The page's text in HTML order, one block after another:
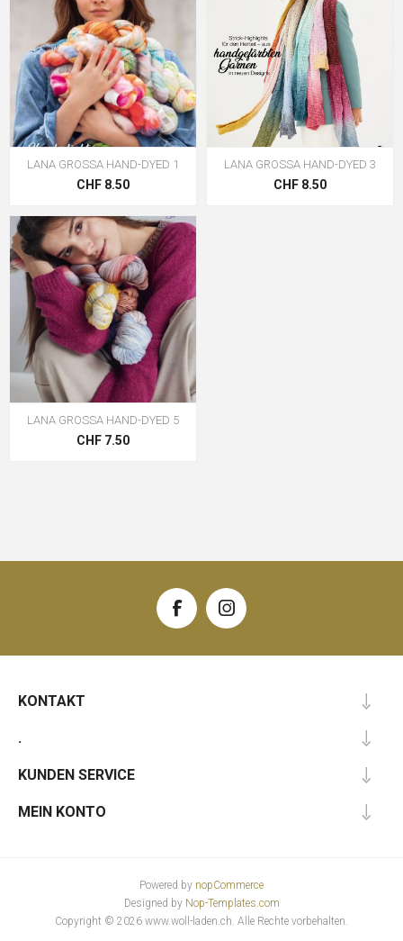
LANA GROSSA HAND-DYED 1
CHF 8.50
LANA GROSSA HAND-DYED 3
CHF 8.50
LANA GROSSA HAND-DYED 5
CHF 7.50
KONTAKT
.
KUNDEN SERVICE
MEIN KONTO
Powered by nopCommerce
Designed by Nop-Templates.com
Copyright © 2026 www.woll-laden.ch. Alle Rechte vorbehalten.